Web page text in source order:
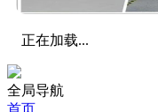
正在加载...
全局导航
首页